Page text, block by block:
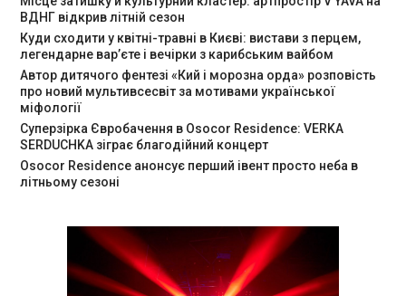
ВДНГ відкрив літній сезон
Куди сходити у квітні-травні в Києві: вистави з перцем,
легендарне вар’єте і вечірки з карибським вайбом
Автор дитячого фентезі «Кий і морозна орда» розповість
про новий мультивсесвіт за мотивами української
міфології
Суперзірка Євробачення в Osocor Residence: VERKA
SERDUCHKA зіграє благодійний концерт
Osocor Residence анонсує перший івент просто неба в
літньому сезоні